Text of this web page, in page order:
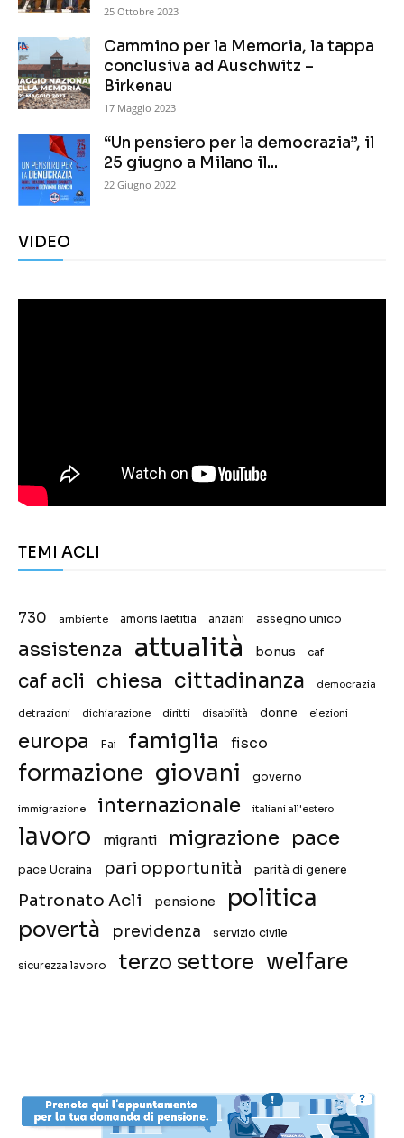
25 Ottobre 2023
Cammino per la Memoria, la tappa
conclusiva ad Auschwitz –
Birkenau
17 Maggio 2023
“Un pensiero per la democrazia”, il
25 giugno a Milano il...
22 Giugno 2022
VIDEO
TEMI ACLI
730 ambiente amoris laetitia anziani assegno unico
assistenza attualità bonus caf
caf acli chiesa cittadinanza democrazia
detrazioni dichiarazione diritti disabilità donne elezioni
europa Fai famiglia fisco
formazione giovani governo
immigrazione internazionale italiani all'estero
lavoro migranti migrazione pace
pace Ucraina pari opportunità parità di genere
Patronato Acli pensione politica
povertà previdenza servizio civile
sicurezza lavoro terzo settore welfare